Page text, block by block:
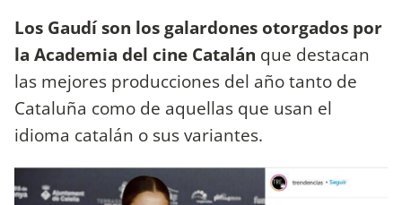
Los Gaudí son los galardones otorgados por
la Academia del cine Catalán que destacan
las mejores producciones del año tanto de
Cataluña como de aquellas que usan el
idioma catalán o sus variantes.